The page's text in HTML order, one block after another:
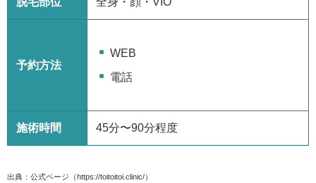
予約方法
WEB
電話
施術時間 45分〜90分程度
出典：公式ページ（https://toitoitoi.clinic/）